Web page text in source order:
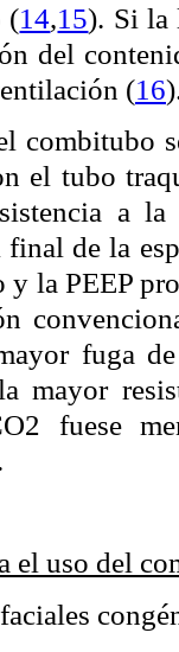
(14,15). Si la
del
(16
combitubo
el tubo
a
de la
la PEEP
fuga
mayor
fuese
el uso del